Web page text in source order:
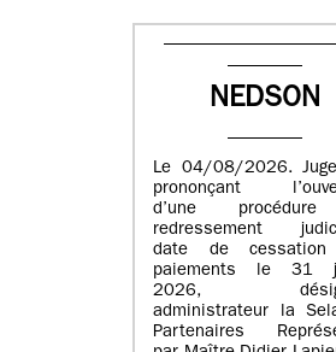
NEDSON
Le 04/08/2026.
prononçant
d’une
redressement
date de cessation
paiements le 31
2026,
administrateur la
Partenaires